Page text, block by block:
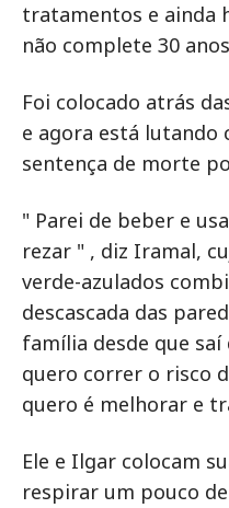
tratamentos e ainda
não complete 30
Foi colocado atrás
e agora está lutando
sentença de morte
" Parei de beber e
rezar " , diz Iramal,
verde-azulados
descascada das
família desde que
quero correr o risco
quero é melhorar e
Ele e Ilgar colocam
respirar um pouco